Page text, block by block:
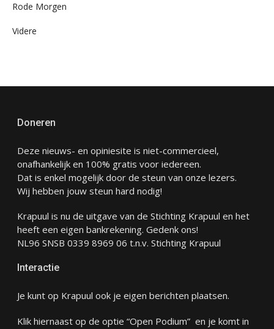
Rode Morgen
Videre
Doneren
Deze nieuws- en opiniesite is niet-commercieel,
onafhankelijk en 100% gratis voor iedereen.
Dat is enkel mogelijk door de steun van onze lezers.
Wij hebben jouw steun hard nodig!
Krapuul is nu de uitgave van de Stichting Krapuul en het
heeft een eigen bankrekening. Gedenk ons!
NL96 SNSB 0339 8969 06 t.n.v. Stichting Krapuul
Interactie
Je kunt op Krapuul ook je eigen berichten plaatsen.
Klik hiernaast op de optie “Open Podium” en je komt in